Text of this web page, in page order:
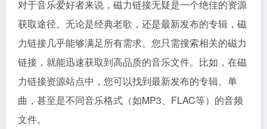
对于音乐爱好者来说，磁力链接无疑是一个绝佳的资源
获取途径。无论是经典老歌，还是最新发布的专辑，磁
力链接几乎能够满足所有需求。您只需搜索相关的磁力
链接，就能迅速获取到高品质的音乐文件。比如，在磁
力链接资源站点中，您可以找到最新发布的专辑、单
曲，甚至是不同音乐格式（如MP3、FLAC等）的音频
文件。